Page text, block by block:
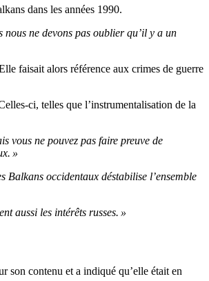
dans les années 1990.
ne devons pas oublier qu’il y a un
faisait alors référence aux crimes de guerre
ci, telles que l’instrumentalisation de la
vous ne pouvez pas faire preuve de
»
Balkans occidentaux déstabilise l’ensemble
aussi les intérêts russes. »
son contenu et a indiqué qu’elle était en